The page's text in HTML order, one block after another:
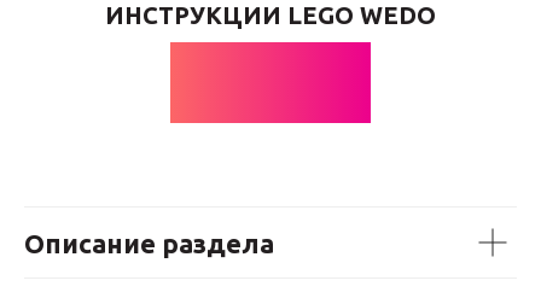
ИНСТРУКЦИИ LEGO WEDO
Описание раздела